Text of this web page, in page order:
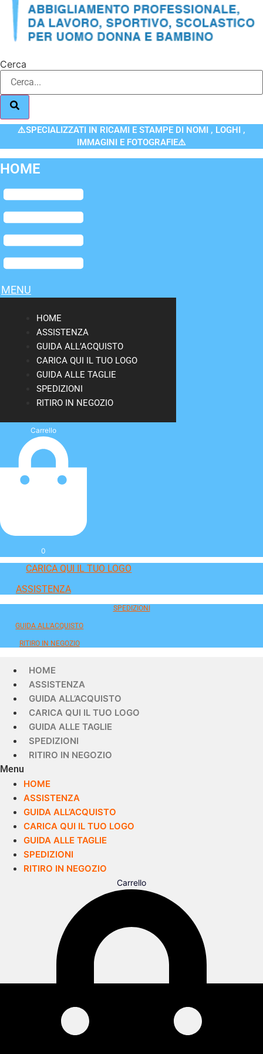
Cerca
⚠️SPECIALIZZATI IN RICAMI E STAMPE DI NOMI , LOGHI ,
IMMAGINI E FOTOGRAFIE⚠️
HOME
Flyout
Menu
MENU
HOME
ASSISTENZA
GUIDA ALL’ACQUISTO
CARICA QUI IL TUO LOGO
GUIDA ALLE TAGLIE
SPEDIZIONI
RITIRO IN NEGOZIO
Carrello
0
CARICA QUI IL TUO LOGO
ASSISTENZA
SPEDIZIONI
GUIDA ALL'ACQUISTO
RITIRO IN NEGOZIO
HOME
ASSISTENZA
GUIDA ALL’ACQUISTO
CARICA QUI IL TUO LOGO
GUIDA ALLE TAGLIE
SPEDIZIONI
RITIRO IN NEGOZIO
Menu
HOME
ASSISTENZA
GUIDA ALL’ACQUISTO
CARICA QUI IL TUO LOGO
GUIDA ALLE TAGLIE
SPEDIZIONI
RITIRO IN NEGOZIO
Carrello